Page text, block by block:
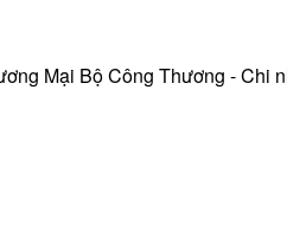
Mại Bộ Công Thương - Chi